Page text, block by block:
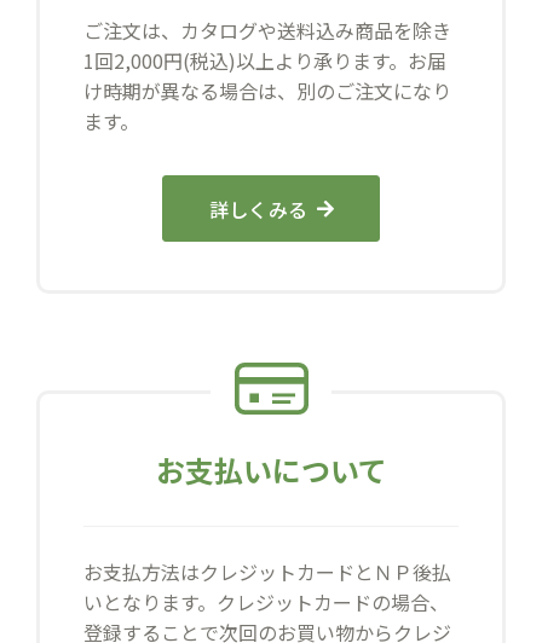
ご注文は、カタログや送料込み商品を除き
1回2,000円(税込)以上より承ります。お届
け時期が異なる場合は、別のご注文になり
ます。
詳しくみる
お支払いについて
お支払方法はクレジットカードとＮＰ後払
いとなります。クレジットカードの場合、
登録することで次回のお買い物からクレジ